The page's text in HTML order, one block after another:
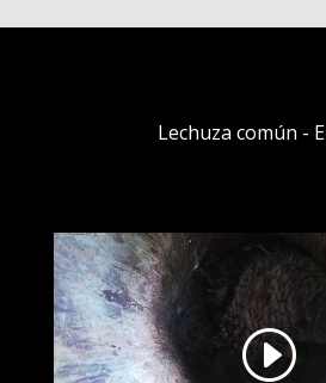
Lechuza común -